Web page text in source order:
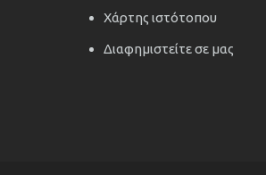
Χάρτης ιστότοπου
Διαφημιστείτε σε μας